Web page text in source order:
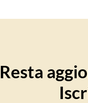
Resta